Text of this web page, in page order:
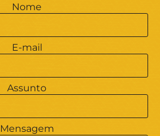
Nome
E-mail
Assunto
Mensagem